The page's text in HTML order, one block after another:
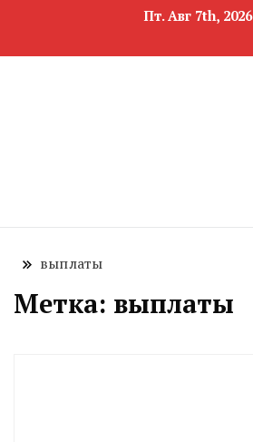
Пт. Авг 7th, 2026
выплаты
Метка: выплаты